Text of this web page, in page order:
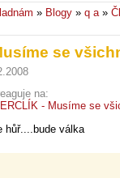
» Blogy » q a»
se
na:
- Musíme se
hůř....bude válka